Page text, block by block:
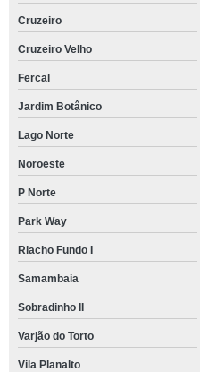
Cruzeiro
Cruzeiro Velho
Fercal
Jardim Botânico
Lago Norte
Noroeste
P Norte
Park Way
Riacho Fundo I
Samambaia
Sobradinho II
Varjão do Torto
Vila Planalto